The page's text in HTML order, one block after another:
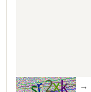
→